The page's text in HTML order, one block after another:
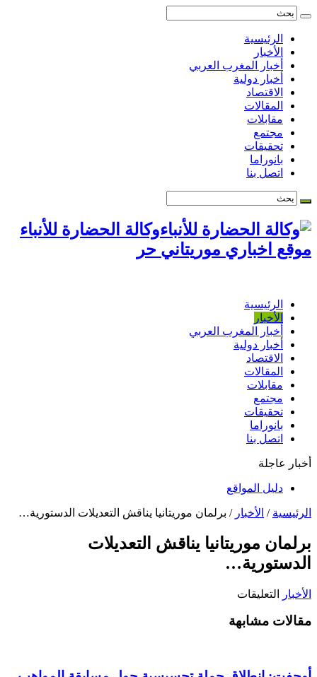
الرئيسية
الأخبار
أخبار المغرب العربي
أخبار دولية
الاقتصاد
المقالات
مقابلات
مجتمع
تحقيقات
بانوراما
اتصل بنا
وكالة الحضارة للأنباء
موقع اخباري موريتاني حر
الرئيسية
الأخبار
أخبار المغرب العربي
أخبار دولية
الاقتصاد
المقالات
مقابلات
مجتمع
تحقيقات
بانوراما
اتصل بنا
أخبار عاجلة
دليل المواقع
الرئيسية / الأخبار / برلمان موريتانيا يناقش التعديلات الدستورية…
برلمان موريتانيا يناقش التعديلات
الدستورية…
الأخبار التعليقات
موريتانيا
مغلقة
مقالات مشابهة